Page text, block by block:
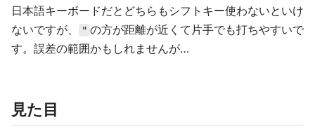
日本語キーボードだとどちらもシフトキー使わないといけ
ないですが、
" の方が距離が近くて片手でも打ちやすいで
す。誤差の範囲かもしれませんが…
見た目